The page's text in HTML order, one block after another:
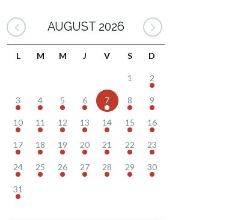
AUGUST 2026
L M M J V S D
1 2
3 4 5 6 7 8 9
10 11 12 13 14 15 16
17 18 19 20 21 22 23
24 25 26 27 28 29 30
31